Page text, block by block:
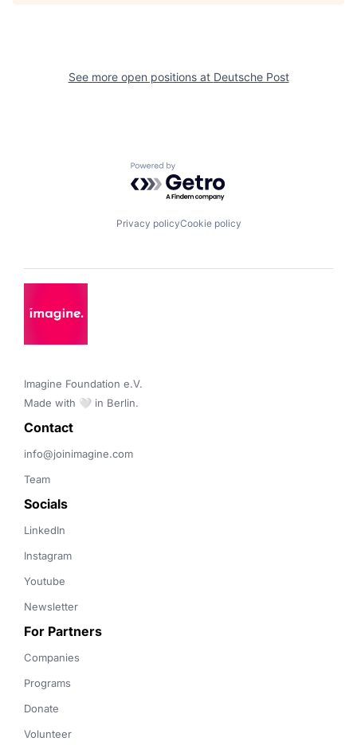
See more open positions at Deutsche Post
Powered by Getro.com
Privacy policyCookie policy
Imagine Foundation e.V.
Made with 🤍 in Berlin.
Contact
info@joinimagine.com
Team
Socials
LinkedIn
Instagram
Youtube
Newsletter
For Partners
Companies
Programs
Donate
Volunteer